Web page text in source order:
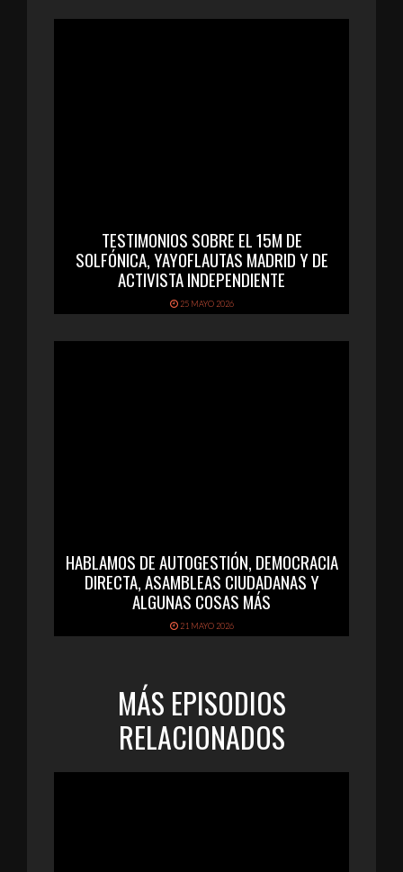
TESTIMONIOS SOBRE EL 15M DE
SOLFÓNICA, YAYOFLAUTAS MADRID Y DE
ACTIVISTA INDEPENDIENTE
25 MAYO 2026
HABLAMOS DE AUTOGESTIÓN, DEMOCRACIA
DIRECTA, ASAMBLEAS CIUDADANAS Y
ALGUNAS COSAS MÁS
21 MAYO 2026
MÁS EPISODIOS
RELACIONADOS